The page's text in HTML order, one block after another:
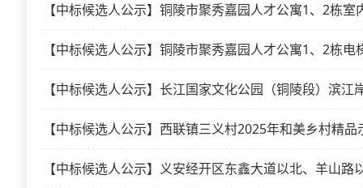
【中标候选人公示】铜陵市聚秀嘉园人才公寓1、2栋
【中标候选人公示】铜陵市聚秀嘉园人才公寓1、2栋
【中标候选人公示】长江国家文化公园（铜陵段）滨
【中标候选人公示】西联镇三义村2025年和美乡村精
【中标候选人公示】义安经开区东鑫大道以北、羊山